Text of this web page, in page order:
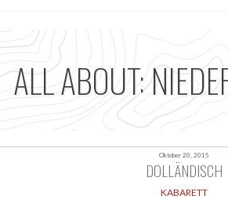
ALL ABOUT:
Oktober 20, 2015
DOLLÄNDISCH
KABARETT